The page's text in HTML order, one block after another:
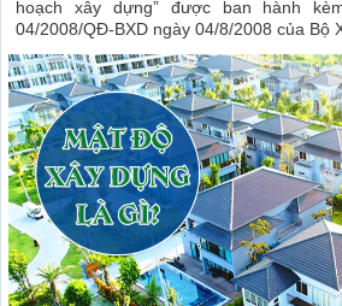
hoạch xây dựng” được ban hành
04/2008/QĐ-BXD ngày 04/8/2008 của Bộ